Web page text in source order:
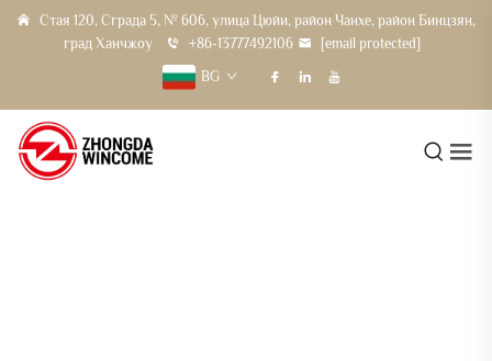
Стая 120, Сграда 5, № 606, улица Цюйи, район Чанхе, район Бинцзян,
град Ханчжоу
+86-13777492106
[email protected]
BG